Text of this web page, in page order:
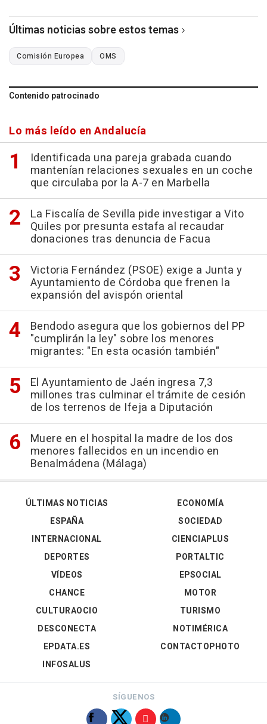
Últimas noticias sobre estos temas
Comisión Europea OMS
Contenido patrocinado
Lo más leído en Andalucía
Identificada una pareja grabada cuando
mantenían relaciones sexuales en un coche
que circulaba por la A-7 en Marbella
La Fiscalía de Sevilla pide investigar a Vito
Quiles por presunta estafa al recaudar
donaciones tras denuncia de Facua
Victoria Fernández (PSOE) exige a Junta y
Ayuntamiento de Córdoba que frenen la
expansión del avispón oriental
Bendodo asegura que los gobiernos del PP
"cumplirán la ley" sobre los menores
migrantes: "En esta ocasión también"
El Ayuntamiento de Jaén ingresa 7,3
millones tras culminar el trámite de cesión
de los terrenos de Ifeja a Diputación
Muere en el hospital la madre de los dos
menores fallecidos en un incendio en
Benalmádena (Málaga)
ÚLTIMAS NOTICIAS
ESPAÑA
INTERNACIONAL
DEPORTES
VÍDEOS
ECONOMÍA
SOCIEDAD
CIENCIAPLUS
PORTALTIC
EPSOCIAL
CHANCE
CULTURAOCIO
DESCONECTA
EPDATA.ES
INFOSALUS
MOTOR
TURISMO
NOTIMÉRICA
CONTACTOPHOTO
SÍGUENOS